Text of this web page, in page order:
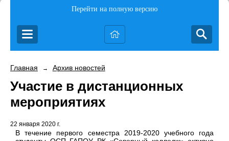
Перейти на полную версию
Главная → Архив новостей
Участие в дистанционных
мероприятиях
22 января 2020 г.
В течение первого семестра 2019-2020 учебного года